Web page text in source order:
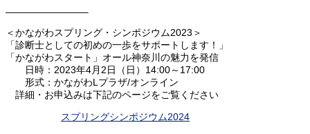
————————–
＜かながわスプリング・シンポジウム2023＞
「診断士としての初めの一歩をサポートします！」
「かながわスタート」オール神奈川の魅力を発信
日時：2023年4月2日（日）14:00～17:00
形式：かながわLプラザ/オンライン
詳細・お申込みは下記のページをご覧ください
スプリングシンポジウム2024